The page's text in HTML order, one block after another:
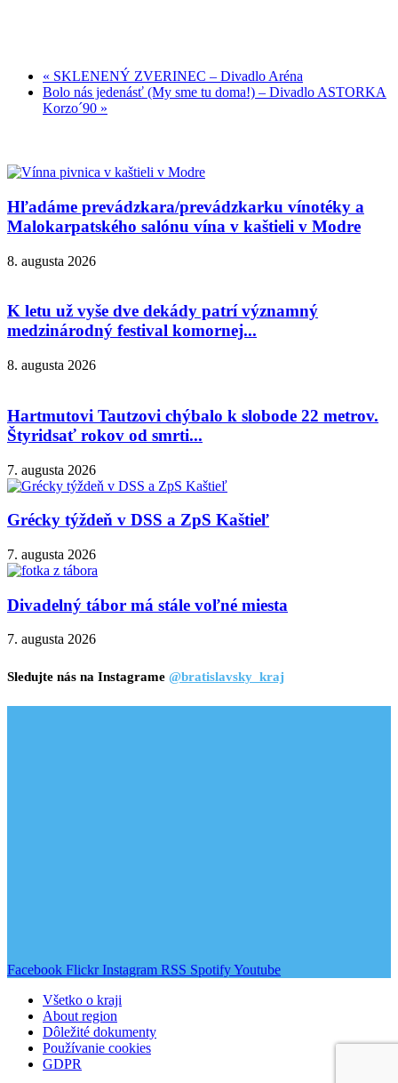
« SKLENENÝ ZVERINEC – Divadlo Aréna
Bolo nás jedenásť (My sme tu doma!) – Divadlo ASTORKA
Korzo´90 »
Hľadáme prevádzkara/prevádzkarku vínotéky a
Malokarpatského salónu vína v kaštieli v Modre
8. augusta 2026
K letu už vyše dve dekády patrí významný
medzinárodný festival komornej...
8. augusta 2026
Hartmutovi Tautzovi chýbalo k slobode 22 metrov.
Štyridsať rokov od smrti...
7. augusta 2026
Grécky týždeň v DSS a ZpS Kaštieľ
7. augusta 2026
Divadelný tábor má stále voľné miesta
7. augusta 2026
Sledujte nás na Instagrame @bratislavsky_kraj
Facebook Flickr Instagram RSS SpotifyYoutube
Všetko o kraji
About region
Dôležité dokumenty
Používanie cookies
GDPR